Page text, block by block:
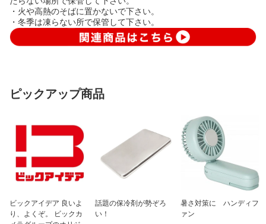
・火や高熱のそばに置かないで下さい。
・冬季は凍らない所で保管して下さい。
ピックアップ商品
ビックアイデア 良いよ
り、よくぞ。 ビックカ
話題の保冷剤が勢ぞろ
い！
暑さ対策に ハンディフ
ァン